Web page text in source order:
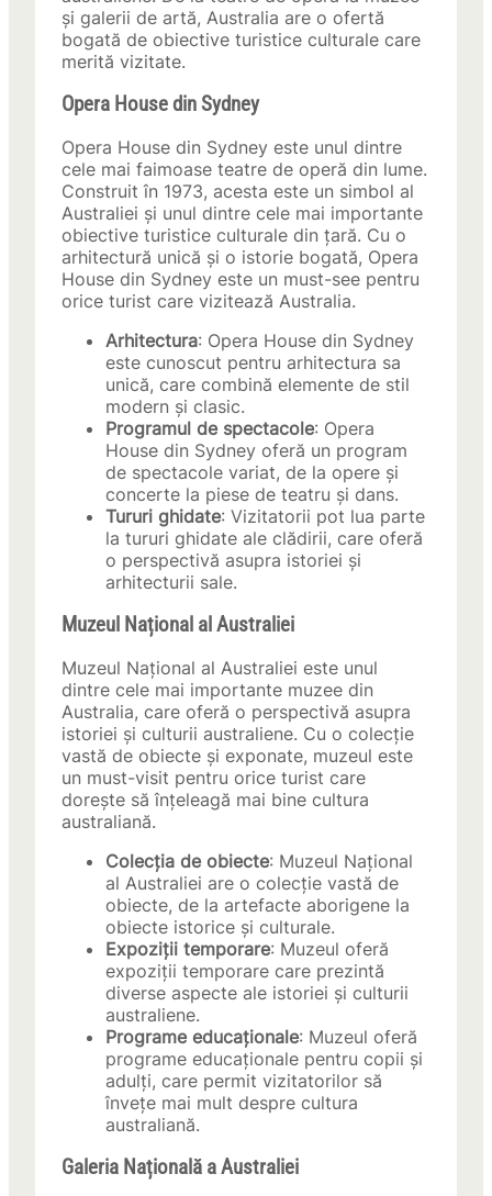
și galerii de artă, Australia are o ofertă
bogată de obiective turistice culturale care
merită vizitate.
Opera House din Sydney
Opera House din Sydney este unul dintre
cele mai faimoase teatre de operă din lume.
Construit în 1973, acesta este un simbol al
Australiei și unul dintre cele mai importante
obiective turistice culturale din țară. Cu o
arhitectură unică și o istorie bogată, Opera
House din Sydney este un must-see pentru
orice turist care vizitează Australia.
Arhitectura: Opera House din Sydney
este cunoscut pentru arhitectura sa
unică, care combină elemente de stil
modern și clasic.
Programul de spectacole: Opera
House din Sydney oferă un program
de spectacole variat, de la opere și
concerte la piese de teatru și dans.
Tururi ghidate: Vizitatorii pot lua parte
la tururi ghidate ale clădirii, care oferă
o perspectivă asupra istoriei și
arhitecturii sale.
Muzeul Național al Australiei
Muzeul Național al Australiei este unul
dintre cele mai importante muzee din
Australia, care oferă o perspectivă asupra
istoriei și culturii australiene. Cu o colecție
vastă de obiecte și exponate, muzeul este
un must-visit pentru orice turist care
dorește să înțeleagă mai bine cultura
australiană.
Colecția de obiecte: Muzeul Național
al Australiei are o colecție vastă de
obiecte, de la artefacte aborigene la
obiecte istorice și culturale.
Expoziții temporare: Muzeul oferă
expoziții temporare care prezintă
diverse aspecte ale istoriei și culturii
australiene.
Programe educaționale: Muzeul oferă
programe educaționale pentru copii și
adulți, care permit vizitatorilor să
învețe mai mult despre cultura
australiană.
Galeria Națională a Australiei